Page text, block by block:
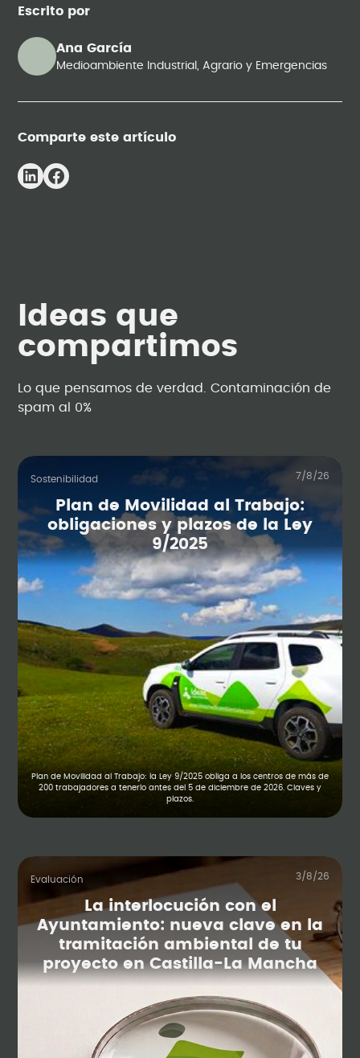
Escrito por
Ana García
Medioambiente Industrial, Agrario y Emergencias
Comparte este artículo
Ideas que
compartimos
Lo que pensamos de verdad. Contaminación de
spam al 0%
Sostenibilidad 7/8/26
Plan de Movilidad al Trabajo:
obligaciones y plazos de la Ley
9/2025
Plan de Movilidad al Trabajo: la Ley 9/2025 obliga a los centros de más de
200 trabajadores a tenerlo antes del 5 de diciembre de 2026. Claves y
plazos.
Evaluación 3/8/26
La interlocución con el
Ayuntamiento: nueva clave en la
tramitación ambiental de tu
proyecto en Castilla-La Mancha